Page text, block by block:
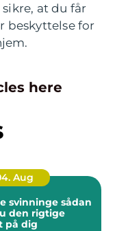
at du får
beskyttelse for
here
Aug
sådan
den rigtige
på dig